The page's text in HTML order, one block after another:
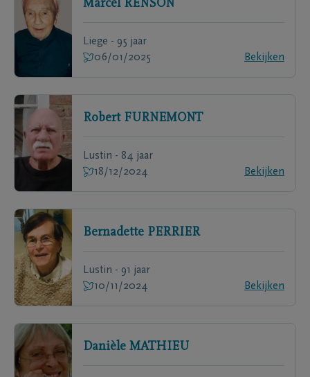
Marcel RENSON
Liege - 95 jaar
06/01/2025
Bekijken
Robert FURNEMONT
Lustin - 84 jaar
18/12/2024
Bekijken
Bernadette PERRIER
Lustin - 91 jaar
10/11/2024
Bekijken
Danièle MATHIEU